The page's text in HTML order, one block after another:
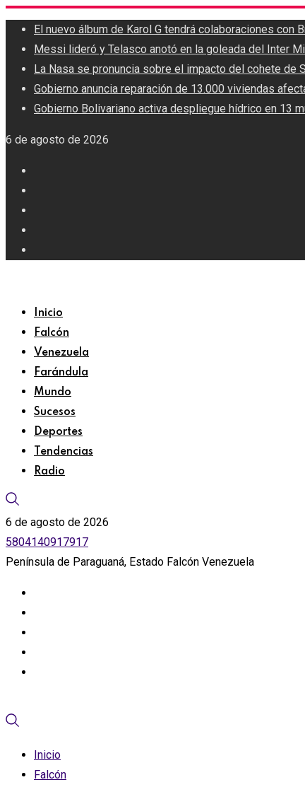
Skip
content
El nuevo álbum de Karol G tendrá colaboraciones con
Messi lideró y Telasco anotó en la goleada del Inter
La Nasa se pronuncia sobre el impacto del cohete de
Gobierno anuncia reparación de 13.000 viviendas
Gobierno Bolivariano activa despliegue hídrico en 13
6 de agosto de 2026
Inicio
Falcón
Venezuela
Farándula
Mundo
Sucesos
Deportes
Tendencias
Radio
6 de agosto de 2026
5804140917917
Península de Paraguaná, Estado Falcón Venezuela
Inicio
Falcón